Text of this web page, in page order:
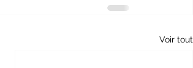
Voir tout